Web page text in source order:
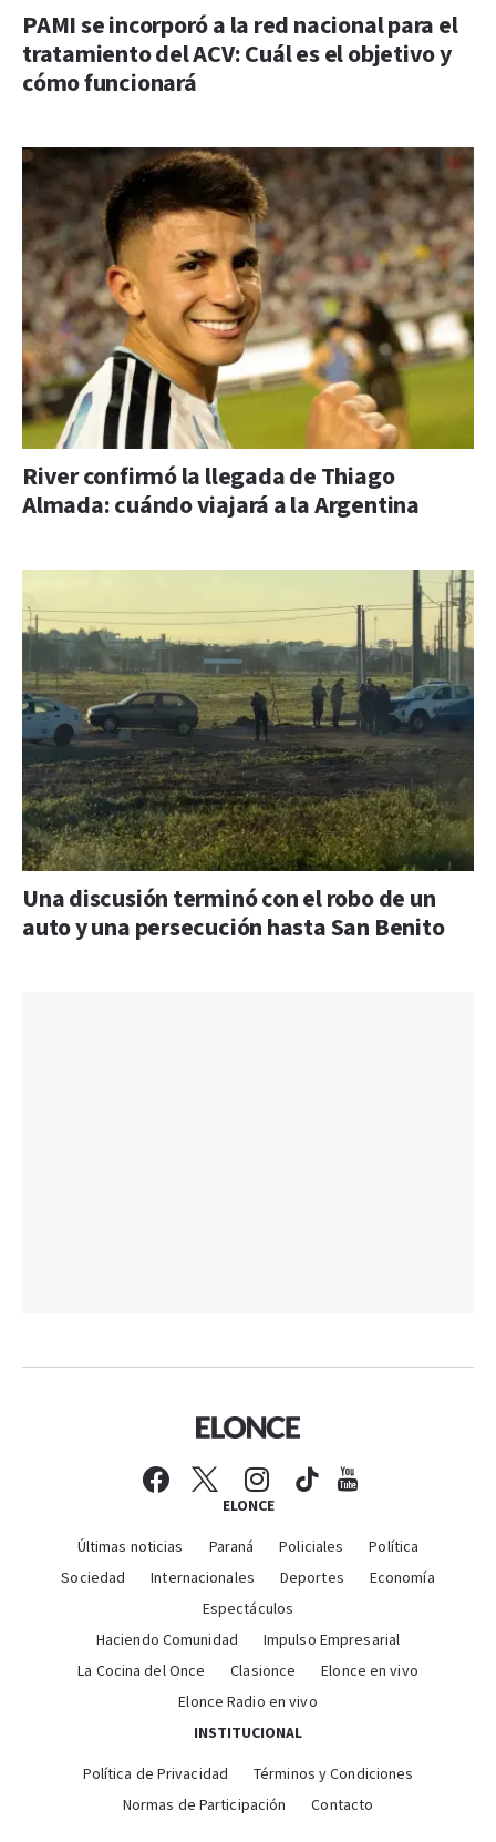
PAMI se incorporó a la red nacional para el
tratamiento del ACV: Cuál es el objetivo y
cómo funcionará
River confirmó la llegada de Thiago
Almada: cuándo viajará a la Argentina
Una discusión terminó con el robo de un
auto y una persecución hasta San Benito
ELONCE
Últimas noticias Paraná Policiales
Política
Sociedad
Internacionales Deportes
Economía
Espectáculos
Haciendo Comunidad
Impulso Empresarial
La Cocina del Once
Clasionce
Elonce en vivo
Elonce Radio en vivo
INSTITUCIONAL
Política de Privacidad
Términos y Condiciones
Normas de Participación
Contacto